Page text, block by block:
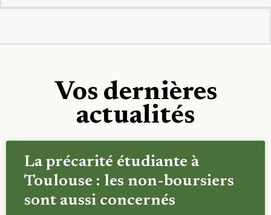
Vos dernières
actualités
La précarité étudiante à
Toulouse : les non-boursiers
sont aussi concernés